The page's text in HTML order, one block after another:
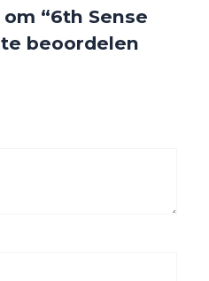
“6th Sense
beoordelen